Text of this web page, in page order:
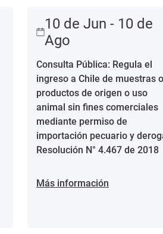
10 de Jun - 10 de
Ago
Consulta Pública: Regula el
ingreso a Chile de muestras o
productos de origen o uso
animal sin fines comerciales
mediante permiso de
importación pecuario y
Resolución N° 4.467 de 2018
Más información